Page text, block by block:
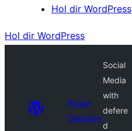
Hol dir WordPress
Hol dir WordPress
Plugin
Directory
Social
Media
with
defere
d